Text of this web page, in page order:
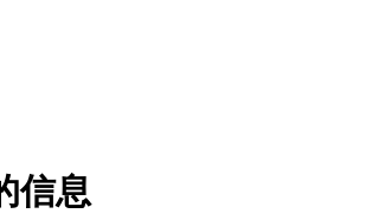
信息